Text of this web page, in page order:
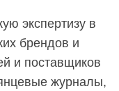
экспертизу в
брендов и
и поставщиков
журналы,